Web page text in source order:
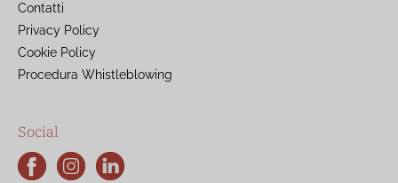
Contatti
Privacy Policy
Cookie Policy
Procedura Whistleblowing
Social